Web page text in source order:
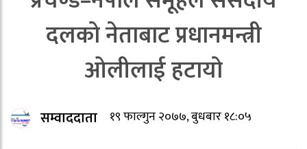
दलको नेताबाट प्रधानमन्त्री
ओलीलाई हटायो
सम्वाददाता १९ फाल्गुन २०७७, बुधबार १८:०५